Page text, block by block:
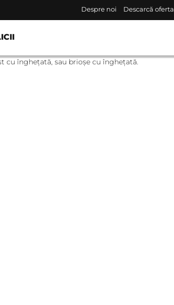
Despre noi Descarcă oferta
cu înghețată, sau brioșe cu înghețată.